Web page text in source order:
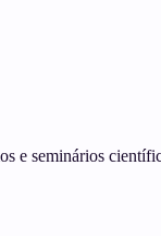
e seminários